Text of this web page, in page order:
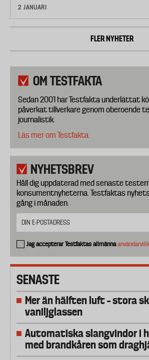
2 JANUARI
FLER NYHETER
OM TESTFAKTA
Sedan 2001 har Testfakta underlättat
påverkat tillverkare genom oberoende
journalistik.
Läs mer om Testfakta.
NYHETSBREV
Håll dig uppdaterad med senaste
konsumentnyheterna. Testfaktas
gång i månaden.
Jag accepterar Testfaktas allmänna
SENASTE
Mer än hälften luft – stora
vaniljglassen
Automatiska slangvindor i
med brandkåren som